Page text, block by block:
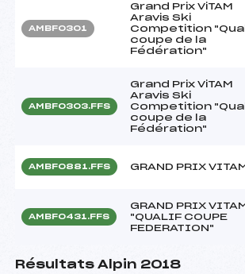
AMBF0301
Grand Prix ViTAM
Aravis Ski
Competition
coupe de la
Fédération"
AMBF0303.FFS
Grand Prix ViTAM
Aravis Ski
Competition
coupe de la
Fédération"
AMBF0881.FFS GRAND PRIX
AMBF0431.FFS
GRAND PRIX
"QUALIF COUPE
FEDERATION"
Résultats Alpin 2018